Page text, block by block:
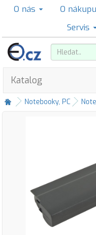
O nás O nákupu
Servis
Katalog
Notebooky, PC